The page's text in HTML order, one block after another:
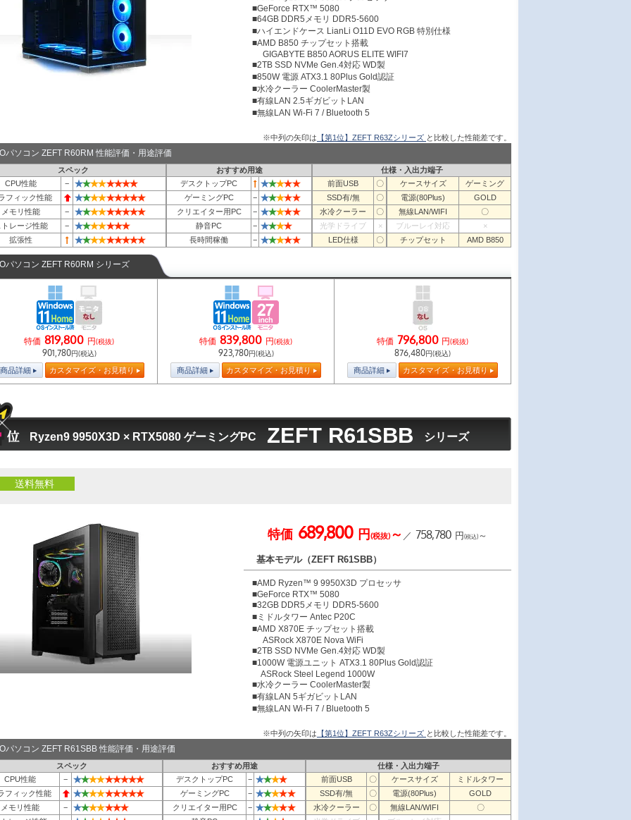
■GeForce RTX™ 5080
■64GB DDR5メモリ DDR5-5600
■ハイエンドケース LianLi O11D EVO RGB 特別仕様
■AMD B850 チップセット搭載
GIGABYTE B850 AORUS ELITE WIFI7
■2TB SSD NVMe Gen.4対応 WD製
■850W 電源 ATX3.1 80Plus Gold認証
■水冷クーラー CoolerMaster製
■有線LAN 2.5ギガビットLAN
■無線LAN Wi-Fi 7 / Bluetooth 5
※中列の矢印は 【第1位】ZEFT R63Zシリーズ と比較した性能差です。
パソコン ZEFT R60RM 性能評価・用途評価
スペック おすすめ用途
仕様・入出力端子
CPU性能
− ★★★★★★★★ デスクトップPC ★★★★★ 前面USB 〇 ケースサイズ
ゲーミング
フィック性能
★★★★★★★★★ ゲーミングPC − ★★★★★ SSD有/無 〇 電源(80Plus)
GOLD
メモリ性能
− ★★★★★★★★★ クリエイター用PC − ★★★★★ 水冷クーラー 〇 無線LAN/WIFI
〇
トレージ性能
− ★★★★★★★ 静音PC − ★★★★ 光学ドライブ × ブルーレイ対応
×
拡張性
★★★★★★★★★ 長時間稼働 − ★★★★★ LED仕様 〇 チップセット AMD B850
パソコン ZEFT R60RM シリーズ
特価 819,800 円(税抜)
901,780円(税込)
商品詳細 カスタマイズ・お見積り
特価 839,800 円(税抜)
923,780円(税込)
商品詳細 カスタマイズ・お見積り
特価 796,800 円(税抜)
876,480円(税込)
商品詳細 カスタマイズ・お見積り
Ryzen9 9950X3D × RTX5080 ゲーミングPC ZEFT R61SBB シリーズ
送料無料
特価 689,800 円(税抜)～ ／ 758,780 円(税込)～
基本モデル（ZEFT R61SBB）
■AMD Ryzen™ 9 9950X3D プロセッサ
■GeForce RTX™ 5080
■32GB DDR5メモリ DDR5-5600
■ミドルタワー Antec P20C
■AMD X870E チップセット搭載
ASRock X870E Nova WiFi
■2TB SSD NVMe Gen.4対応 WD製
■1000W 電源ユニット ATX3.1 80Plus Gold認証
ASRock Steel Legend 1000W
■水冷クーラー CoolerMaster製
■有線LAN 5ギガビットLAN
■無線LAN Wi-Fi 7 / Bluetooth 5
※中列の矢印は 【第1位】ZEFT R63Zシリーズ と比較した性能差です。
パソコン ZEFT R61SBB 性能評価・用途評価
スペック おすすめ用途
仕様・入出力端子
CPU性能
− ★★★★★★★★★ デスクトップPC − ★★★★ 前面USB 〇 ケースサイズ
ミドルタワー
フィック性能
★★★★★★★★★ ゲーミングPC − ★★★★★ SSD有/無 〇 電源(80Plus)
GOLD
メモリ性能
− ★★★★★★★ クリエイター用PC − ★★★★★ 水冷クーラー 〇 無線LAN/WIFI
〇